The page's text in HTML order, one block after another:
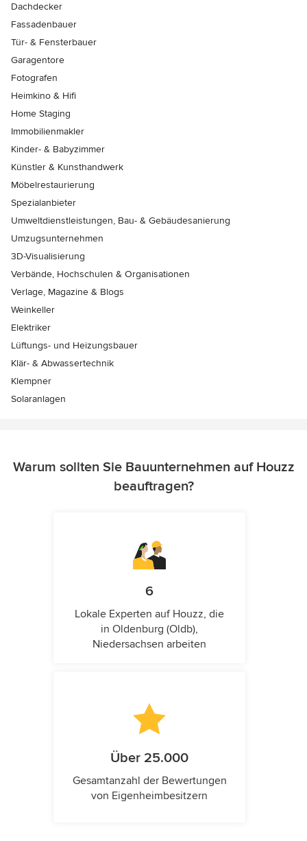
Dachdecker
Fassadenbauer
Tür- & Fensterbauer
Garagentore
Fotografen
Heimkino & Hifi
Home Staging
Immobilienmakler
Kinder- & Babyzimmer
Künstler & Kunsthandwerk
Möbelrestaurierung
Spezialanbieter
Umweltdienstleistungen, Bau- & Gebäudesanierung
Umzugsunternehmen
3D-Visualisierung
Verbände, Hochschulen & Organisationen
Verlage, Magazine & Blogs
Weinkeller
Elektriker
Lüftungs- und Heizungsbauer
Klär- & Abwassertechnik
Klempner
Solaranlagen
Warum sollten Sie Bauunternehmen auf Houzz
beauftragen?
6
Lokale Experten auf Houzz, die
in Oldenburg (Oldb),
Niedersachsen arbeiten
Über 25.000
Gesamtanzahl der Bewertungen
von Eigenheimbesitzern